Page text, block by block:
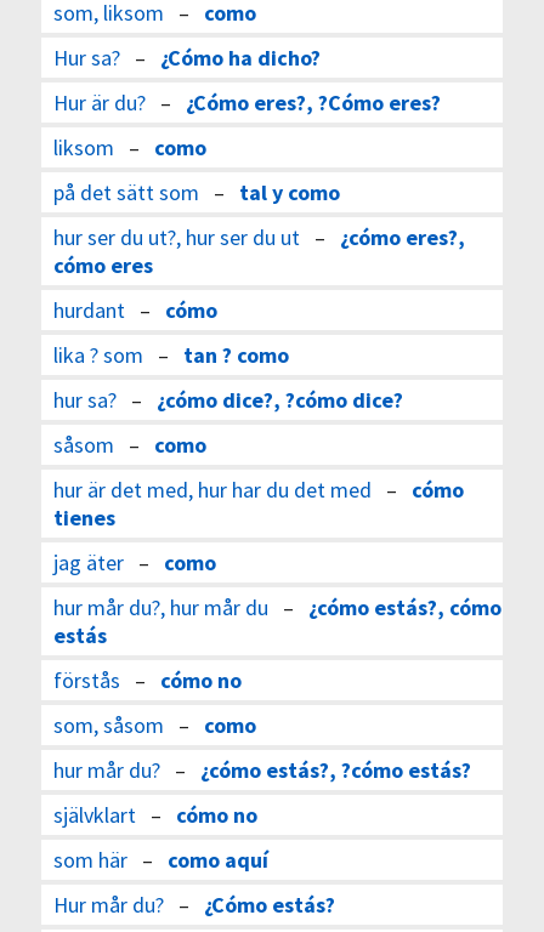
som, liksom – como
Hur sa?– ¿Cómo ha dicho?
Hur är du?– ¿Cómo eres?, ?Cómo eres?
liksom – como
på det sätt som – tal y como
hur ser du ut?, hur ser du ut– ¿cómo eres?,
cómo eres
hurdant– cómo
lika ? som – tan ? como
hur sa?– ¿cómo dice?, ?cómo dice?
såsom – como
hur är det med, hur har du det med – cómo
tienes
jag äter– como
hur mår du?, hur mår du – ¿cómo estás?, cómo
estás
förstås – cómo no
som, såsom – como
hur mår du?– ¿cómo estás?, ?cómo estás?
självklart– cómo no
som här– como aquí
Hur mår du?– ¿Cómo estás?